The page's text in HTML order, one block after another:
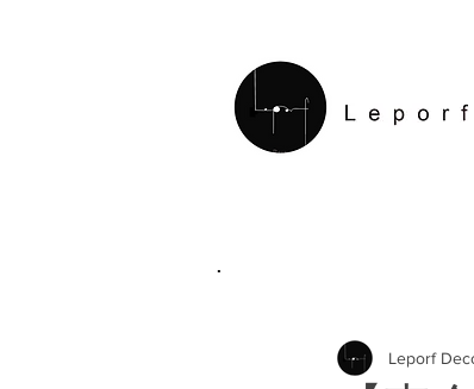
.
Leporf